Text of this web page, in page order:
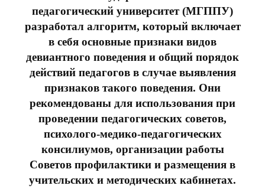
педагогический университет (МГППУ)
разработал алгоритм, который включает
в себя основные признаки видов
девиантного поведения и общий порядок
действий педагогов в случае выявления
признаков такого поведения. Они
рекомендованы для использования при
проведении педагогических советов,
психолого-медико-педагогических
консилиумов, организации работы
Советов профилактики и размещения в
учительских и методических кабинетах.